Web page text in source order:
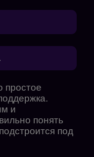
простое
и
понять
под